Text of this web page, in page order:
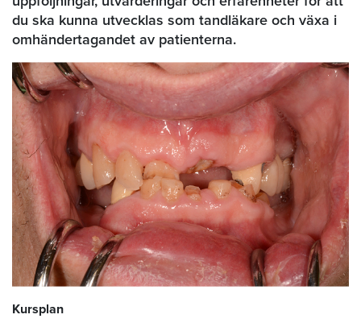
du ska kunna utvecklas som tandläkare och växa i
omhändertagandet av patienterna.
Kursplan